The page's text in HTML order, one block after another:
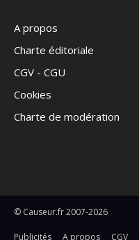
A propos
Charte éditoriale
CGV - CGU
Cookies
Charte de modération
© Causeur.fr 2007-2026
Publicités A propos CGV